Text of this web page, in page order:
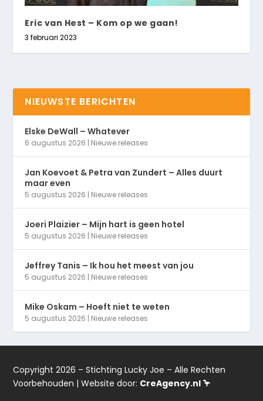
Eric van Hest – Kom op we gaan!
3 februari 2023
NIEUWSTE BERICHTEN
Elske DeWall – Whatever
6 augustus 2026 | Nieuwe releases
Jan Koevoet & Petra van Zundert – Alles duurt
maar even
5 augustus 2026 | Nieuwe releases
Joeri Plaizier – Mijn hart is geen hotel
5 augustus 2026 | Nieuwe releases
Jeffrey Tanis – Ik hou het meest van jou
5 augustus 2026 | Nieuwe releases
Mike Oskam – Hoeft niet te weten
5 augustus 2026 | Nieuwe releases
Copyright 2026 – Stichting Lucky Joe – Alle Rechten
Voorbehouden | Website door: CreAgency.nl 🦩